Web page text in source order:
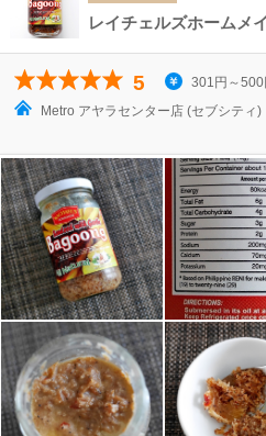
5
301円～500
Metro アヤラセンター店 (セブシティ)